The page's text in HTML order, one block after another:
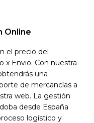
Online
el precio del
x Envio. Con nuestra
una
de mercancías a
web. La gestión
desde España
logístico y